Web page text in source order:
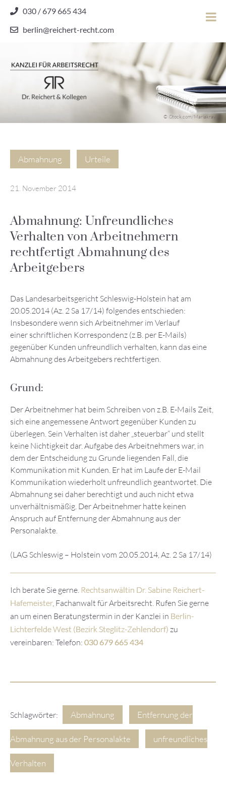
content
030 / 679 665 434
berlin@reichert-recht.com
Dr.
Reichert
Arbeitsrecht
© iStock.com/Mariakray
Abmahnung Urteile
21. November 2014
Abmahnung: Unfreundliches
Verhalten von Arbeitnehmern
rechtfertigt Abmahnung des
Arbeitgebers
Das Landesarbeitsgericht Schleswig-Holstein hat am
20.05.2014 (Az. 2 Sa 17/14) folgendes entschieden:
Insbesondere wenn sich Arbeitnehmer im Verlauf
einer schriftlichen Korrespondenz (z.B. per E-Mails)
gegenüber Kunden unfreundlich verhalten, kann das eine
Abmahnung des Arbeitgebers rechtfertigen.
Grund:
Der Arbeitnehmer hat beim Schreiben von z.B. E-Mails Zeit,
sich eine angemessene Antwort gegenüber Kunden zu
überlegen. Sein Verhalten ist daher „steuerbar“ und stellt
keine Nichtigkeit dar. Aufgabe des Arbeitnehmers war, in
dem der Entscheidung zu Grunde liegenden Fall, die
Kommunikation mit Kunden. Er hat im Laufe der E-Mail
Kommunikation wiederholt unfreundlich geantwortet. Die
Abmahnung sei daher berechtigt und auch nicht etwa
unverhältnismäßig. Der Arbeitnehmer hatte keinen
Anspruch auf Entfernung der Abmahnung aus der
Personalakte.
(LAG Schleswig – Holstein vom 20.05.2014, Az. 2 Sa 17/14)
Ich berate Sie gerne. Rechtsanwältin Dr. Sabine Reichert-
Hafemeister, Fachanwalt für Arbeitsrecht. Rufen Sie gerne
an um einen Beratungstermin in der Kanzlei in Berlin-
Lichterfelde West (Bezirk Steglitz-Zehlendorf) zu
vereinbaren: Telefon: 030 679 665 434
Schlagwörter: Abmahnung Entfernung der
Abmahnung aus der Personalakte unfreundliches
Verhalten